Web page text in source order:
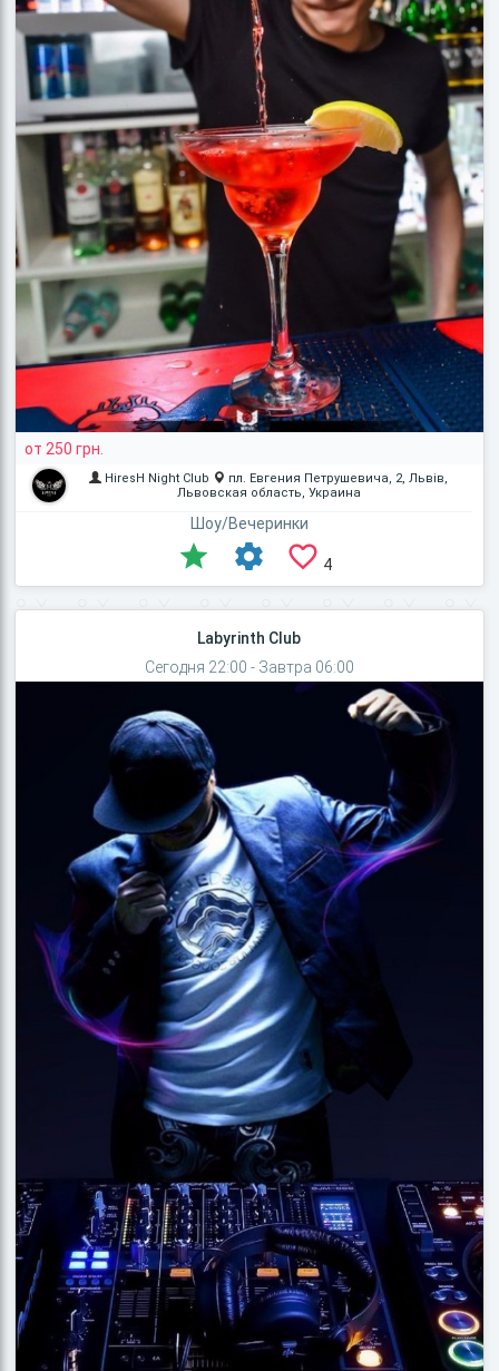
от 250 грн.
HiresH Night Club
пл. Евгения Петрушевича, 2, Львів,
Львовская область, Украина
Шоу/Вечеринки
4
Labyrinth Club
Сегодня 22:00 - Завтра 06:00